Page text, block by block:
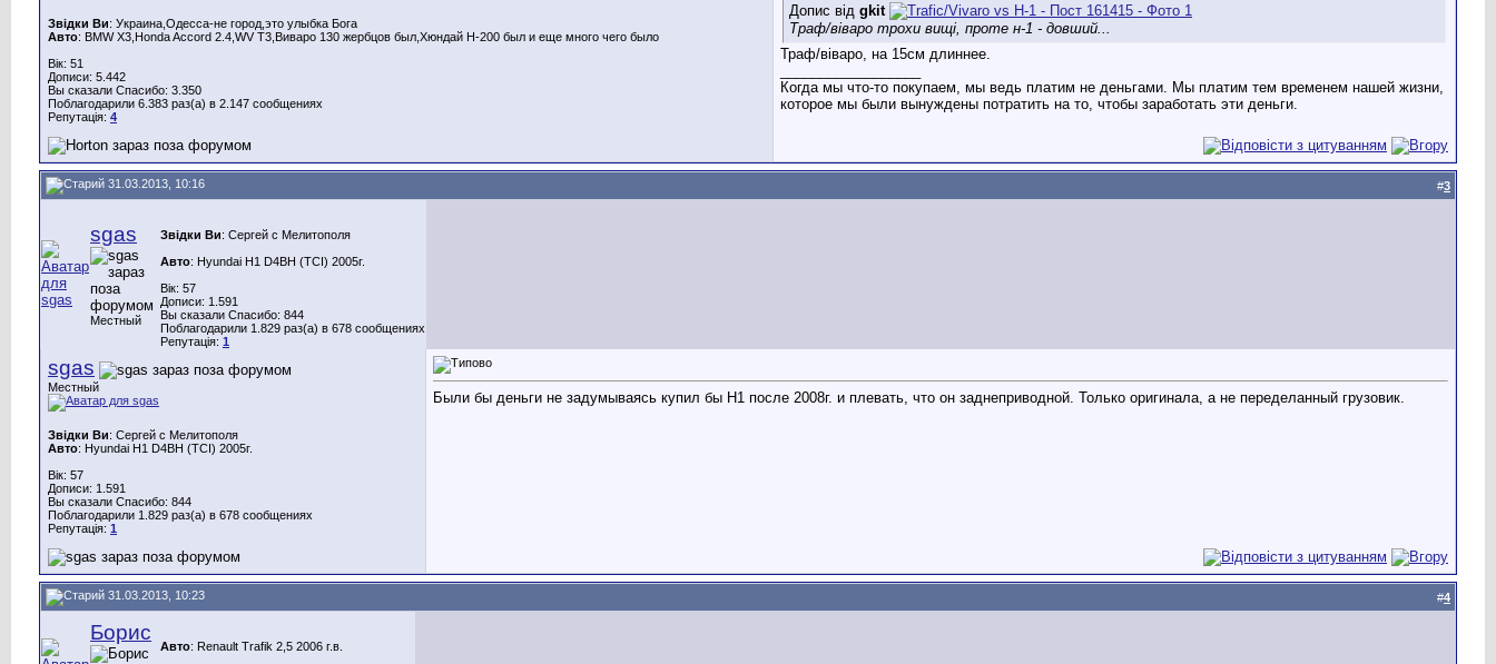
Звідки Ви: Украина,Одесса-не город,это улыбка Бога
Авто: BMW X3,Honda Aссord 2.4,WV T3,Виваро 130 жербцов был,Хюндай Н-200 был и еще много чего было
Вік: 51
Дописи: 5.442
Вы сказали Спасибо: 3.350
Поблагодарили 6.383 раз(а) в 2.147 сообщениях
Репутація: 4
Допис від gkit
Траф/віваро трохи вищі, проте н-1 - довший...
Траф/віваро, на 15см длиннее.
Когда мы что-то покупаем, мы ведь платим не деньгами. Мы платим тем временем нашей жизни,
которое мы были вынуждены потратить на то, чтобы заработать эти деньги.
31.03.2013, 10:16 #3
sgas
Местный
Звідки Ви: Сергей с Мелитополя
Авто: Hyundai H1 D4BH (TCI) 2005г.
Вік: 57
Дописи: 1.591
Вы сказали Спасибо: 844
Поблагодарили 1.829 раз(а) в 678 сообщениях
Репутація: 1
sgas
Местный
Звідки Ви: Сергей с Мелитополя
Авто: Hyundai H1 D4BH (TCI) 2005г.
Вік: 57
Дописи: 1.591
Вы сказали Спасибо: 844
Поблагодарили 1.829 раз(а) в 678 сообщениях
Репутація: 1
Были бы деньги не задумываясь купил бы Н1 после 2008г. и плевать, что он заднеприводной. Только оригинала, а не переделанный грузовик.
31.03.2013, 10:23 #4
Борис
Авто: Renault Trafik 2,5 2006 г.в.